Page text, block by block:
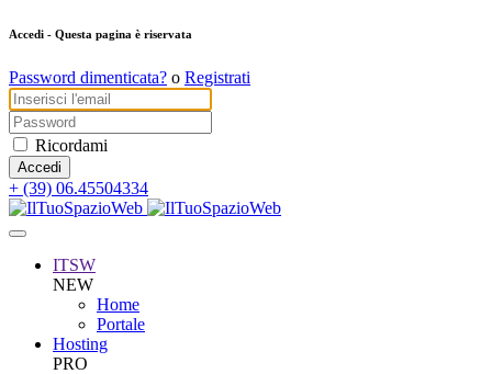
Accedi - Questa pagina è riservata
Password dimenticata? o Registrati
Ricordami
+ (39) 06.45504334
ITSW
NEW
Home
Portale
Hosting
PRO